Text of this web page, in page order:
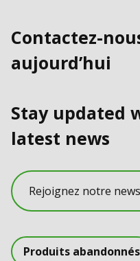
Contactez-
aujourd’hui
Stay updated
latest news
Rejoignez notre
Produits abandonnés